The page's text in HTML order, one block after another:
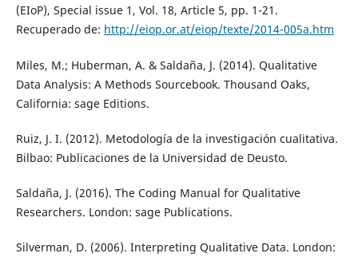
(EIoP), Special issue 1, Vol. 18, Article 5, pp. 1-21.
Recuperado de: http://eiop.or.at/eiop/texte/2014-005a.htm
Miles, M.; Huberman, A. & Saldaña, J. (2014). Qualitative
Data Analysis: A Methods Sourcebook. Thousand Oaks,
California: sage Editions.
Ruiz, J. I. (2012). Metodología de la investigación cualitativa.
Bilbao: Publicaciones de la Universidad de Deusto.
Saldaña, J. (2016). The Coding Manual for Qualitative
Researchers. London: sage Publications.
Silverman, D. (2006). Interpreting Qualitative Data. London: